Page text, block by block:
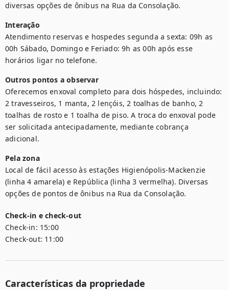
diversas opções de ônibus na Rua da Consolação.
Interação
Atendimento reservas e hospedes segunda a sexta: 09h as
00h Sábado, Domingo e Feriado: 9h as 00h após esse
horários ligar no telefone.
Outros pontos a observar
Oferecemos enxoval completo para dois hóspedes, incluindo:
2 travesseiros, 1 manta, 2 lençóis, 2 toalhas de banho, 2
toalhas de rosto e 1 toalha de piso. A troca do enxoval pode
ser solicitada antecipadamente, mediante cobrança
adicional.
Pela zona
Local de fácil acesso às estações Higienópolis-Mackenzie
(linha 4 amarela) e República (linha 3 vermelha). Diversas
opções de pontos de ônibus na Rua da Consolação.
Check-in e check-out
Check-in: 15:00
Check-out: 11:00
Características da propriedade